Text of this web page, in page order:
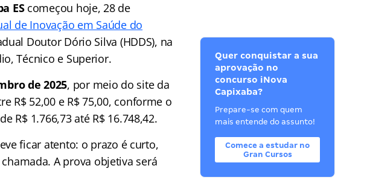
EScomeçou hoje, 28 de
de Inovação em Saúde do
Doutor Dório Silva (HDDS), na
Técnico e Superior.
de 2025, por meio do site da
R$ 52,00 e R$ 75,00, conforme o
R$ 1.766,73 até R$ 16.748,42.
ficar atento: o prazo é curto,
A prova objetiva será
Quer conquistar a sua
aprovação no
concurso iNova
Capixaba?
Prepare-se com quem
mais entende do assunto!
Comece a estudar no
Gran Cursos